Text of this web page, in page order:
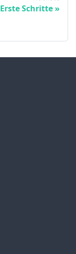
Erste Schritte